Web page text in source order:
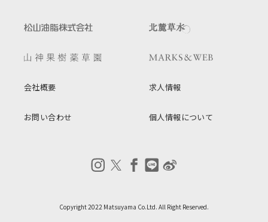
会社概要 求人情報
お問い合わせ 個人情報について
Copyright 2022 Matsuyama Co.Ltd. All Right Reserved.